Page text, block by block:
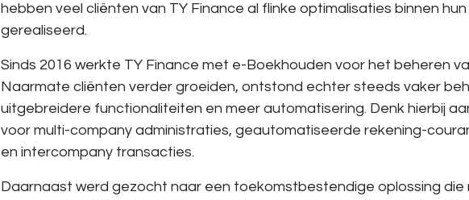
hebben veel cliënten van TY Finance al flinke optimalisaties binnen
gerealiseerd.
Sinds 2016 werkte TY Finance met e-Boekhouden voor het beheren
Naarmate cliënten verder groeiden, ontstond echter steeds vaker
uitgebreidere functionaliteiten en meer automatisering. Denk hierbij
voor multi-company administraties, geautomatiseerde rekening-
en intercompany transacties.
Daarnaast werd gezocht naar een toekomstbestendige oplossing die